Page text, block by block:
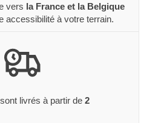
vers la France et la Belgique
accessibilité à votre terrain.
livrés à partir de 2